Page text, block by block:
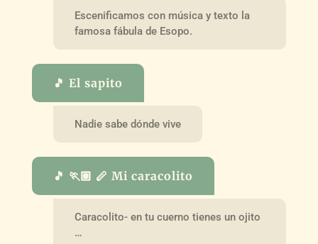
Escenificamos con música y texto la
famosa fábula de Esopo.
🎵 El sapito
Nadie sabe dónde vive
🎵 🏃🏽 🪈 Mi caracolito
Caracolito- en tu cuerno tienes un ojito
…